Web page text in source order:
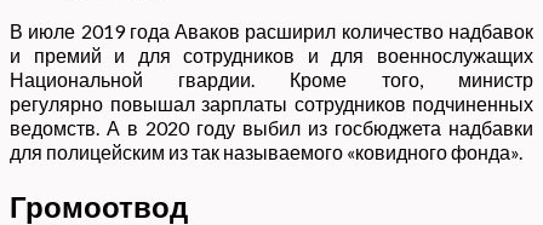
В июле 2019 года Аваков расширил количество надбавок
и премий и для сотрудников и для военнослужащих
Национальной гвардии. Кроме того, министр
регулярно повышал зарплаты сотрудников подчиненных
ведомств. А в 2020 году выбил из госбюджета надбавки
для полицейским из так называемого «ковидного фонда».
Громоотвод